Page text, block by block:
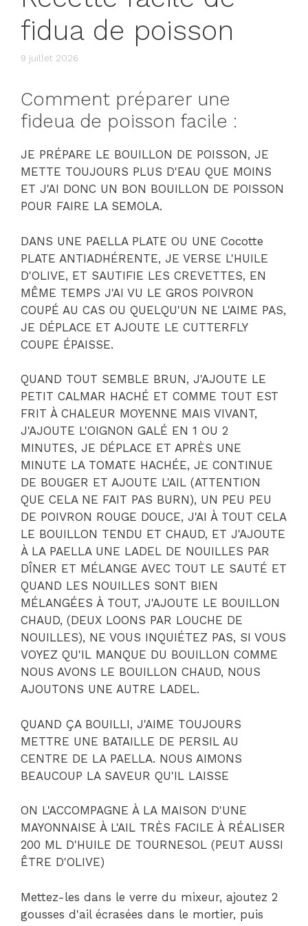
fidua de poisson
9 juillet 2026
Comment préparer une
fideua de poisson facile :
JE PRÉPARE LE BOUILLON DE POISSON, JE
METTE TOUJOURS PLUS D'EAU QUE MOINS
ET J'AI DONC UN BON BOUILLON DE POISSON
POUR FAIRE LA SEMOLA.
DANS UNE PAELLA PLATE OU UNE Cocotte
PLATE ANTIADHÉRENTE, JE VERSE L'HUILE
D'OLIVE, ET SAUTIFIE LES CREVETTES, EN
MÊME TEMPS J'AI VU LE GROS POIVRON
COUPÉ AU CAS OU QUELQU'UN NE L'AIME PAS,
JE DÉPLACE ET AJOUTE LE CUTTERFLY
COUPE ÉPAISSE.
QUAND TOUT SEMBLE BRUN, J'AJOUTE LE
PETIT CALMAR HACHÉ ET COMME TOUT EST
FRIT À CHALEUR MOYENNE MAIS VIVANT,
J'AJOUTE L'OIGNON GALÉ EN 1 OU 2
MINUTES, JE DÉPLACE ET APRÈS UNE
MINUTE LA TOMATE HACHÉE, JE CONTINUE
DE BOUGER ET AJOUTE L'AIL (ATTENTION
QUE CELA NE FAIT PAS BURN), UN PEU PEU
DE POIVRON ROUGE DOUCE, J'AI À TOUT CELA
LE BOUILLON TENDU ET CHAUD, ET J'AJOUTE
À LA PAELLA UNE LADEL DE NOUILLES PAR
DÎNER ET MÉLANGE AVEC TOUT LE SAUTÉ ET
QUAND LES NOUILLES SONT BIEN
MÉLANGÉES À TOUT, J'AJOUTE LE BOUILLON
CHAUD, (DEUX LOONS PAR LOUCHE DE
NOUILLES), NE VOUS INQUIÉTEZ PAS, SI VOUS
VOYEZ QU'IL MANQUE DU BOUILLON COMME
NOUS AVONS LE BOUILLON CHAUD, NOUS
AJOUTONS UNE AUTRE LADEL.
QUAND ÇA BOUILLI, J'AIME TOUJOURS
METTRE UNE BATAILLE DE PERSIL AU
CENTRE DE LA PAELLA. NOUS AIMONS
BEAUCOUP LA SAVEUR QU'IL LAISSE
ON L'ACCOMPAGNE À LA MAISON D'UNE
MAYONNAISE À L'AIL TRÈS FACILE À RÉALISER
200 ML D'HUILE DE TOURNESOL (PEUT AUSSI
ÊTRE D'OLIVE)
Mettez-les dans le verre du mixeur, ajoutez 2
gousses d'ail écrasées dans le mortier, puis